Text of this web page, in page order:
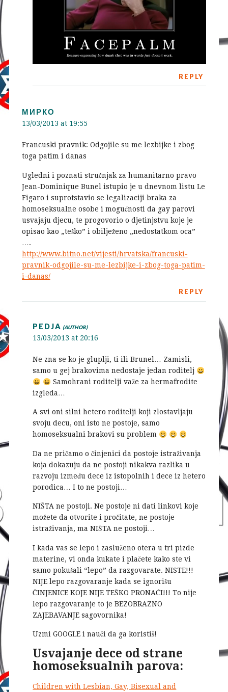
REPLY
МИРКО
13/03/2013 at 19:55
Francuski pravnik: Odgojile su me lezbijke i zbog
toga patim i danas
Ugledni i poznati stručnjak za humanitarno pravo
Jean-Dominique Bunel istupio je u dnevnom listu Le
Figaro i suprotstavio se legalizaciji braka za
homoseksualne osobe i mogućnosti da gay parovi
usvajaju djecu, te progovorio o djetinjstvu koje je
opisao kao „teško” i obilježeno „nedostatkom oca”
….
http://www.bitno.net/vijesti/hrvatska/francuski-
pravnik-odgojile-su-me-lezbijke-i-zbog-toga-patim-
i-danas/
REPLY
PEDJA
13/03/2013 at 20:16
Ne zna se ko je gluplji, ti ili Brunel… Zamisli,
samo u gej brakovima nedostaje jedan roditelj
Samohrani roditelji važe za hermafrodite
izgleda…
A svi oni silni hetero roditelji koji zlostavljaju
svoju decu, oni isto ne postoje, samo
homoseksualni brakovi su problem
Da ne pričamo o činjenici da postoje istraživanja
koja dokazuju da ne postoji nikakva razlika u
razvoju između dece iz istopolnih i dece iz hetero
porodica… I to ne postoji…
NIŠTA ne postoji. Ne postoje ni dati linkovi koje
možete da otvorite i pročitate, ne postoje
istraživanja, ma NIŠTA ne postoji…
I kada vas se lepo i zasluženo otera u tri pizde
materine, vi onda kukate i plačete kako ste vi
samo pokušali “lepo” da razgovarate. NISTE!!!
NIJE lepo razgovaranje kada se ignorišu
ČINJENICE KOJE NIJE TEŠKO PRONAĆI!!! To nije
lepo razgovaranje to je BEZOBRAZNO
ZAJEBAVANJE sagovornika!
Uzmi GOOGLE i nauči da ga koristiš!
Usvajanje dece od strane
homoseksualnih parova:
Children with Lesbian, Gay, Bisexual and